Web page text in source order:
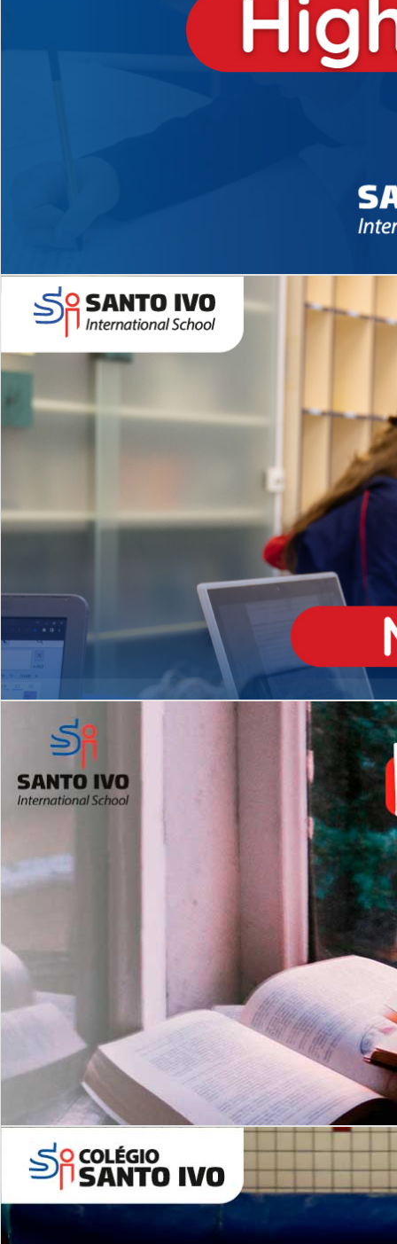
Novidades 2026 High School
Matrículas Abertas 2026
Leituras Literárias
EDUCAÇÃO INFANTIL
Inglês todos os dias
MÉDIO
igh School
Dupla Diplomação
2º AO 5º ANO FUNDAMENTAL
es
Com imersão Bilingue - Anos
Finais
6º AO 9º ANO FUNDAMENTAL
Inglês: Turmas Reduzidas
(Proficiência)
ALUNOS NOVOS
Entre em Contato